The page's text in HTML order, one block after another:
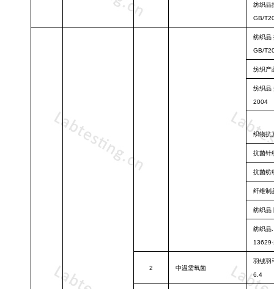
纺织品
GB/
纺织品
GB/
纺织产
纺织品
2004
织物抗
抗菌针
抗菌纺
纤维制
纺织品
纺织品
2 中温需氧菌
羽绒羽
6.4